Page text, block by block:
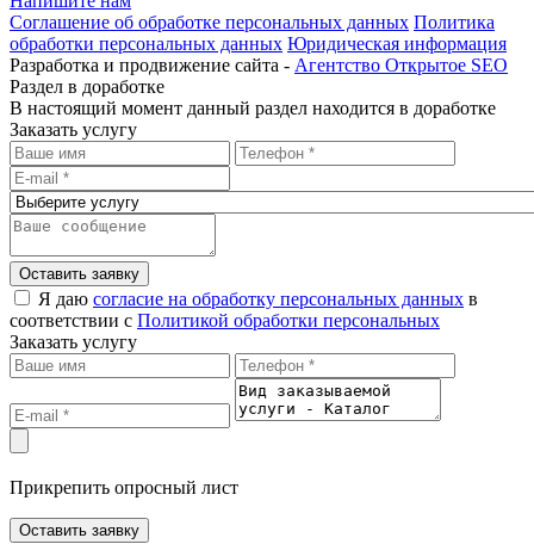
Соглашение об обработке персональных данных Политика
обработки персональных данных Юридическая информация
Разработка и продвижение сайта - Агентство Открытое SEO
Раздел в доработке
В настоящий момент данный раздел находится в доработке
Заказать услугу
Оставить заявку
Я даю согласие на обработку персональных данных в
соответствии с Политикой обработки персональных
Заказать услугу
Прикрепить опросный лист
Оставить заявку